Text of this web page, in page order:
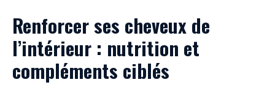
Renforcer ses cheveux de
l’intérieur : nutrition et
compléments ciblés